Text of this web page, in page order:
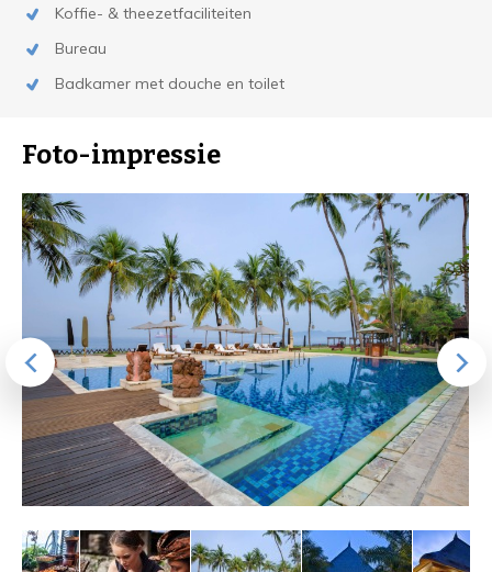
Koffie- & theezetfaciliteiten
Bureau
Badkamer met douche en toilet
Foto-impressie